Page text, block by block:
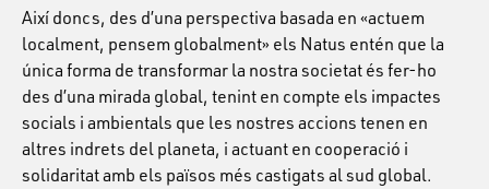
Així doncs, des d’una perspectiva basada en «actuem
localment, pensem globalment» els Natus entén que la
única forma de transformar la nostra societat és fer-ho
des d’una mirada global, tenint en compte els impactes
socials i ambientals que les nostres accions tenen en
altres indrets del planeta, i actuant en cooperació i
solidaritat amb els països més castigats al sud global.